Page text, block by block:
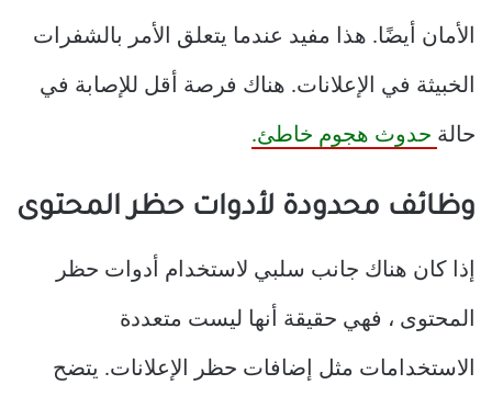
الأمان أيضًا. هذا مفيد عندما يتعلق الأمر بالشفرات
الخبيثة في الإعلانات. هناك فرصة أقل للإصابة في
حالة حدوث هجوم خاطئ.
وظائف محدودة لأدوات حظر المحتوى
إذا كان هناك جانب سلبي لاستخدام أدوات حظر
المحتوى ، فهي حقيقة أنها ليست متعددة
الاستخدامات مثل إضافات حظر الإعلانات. يتضح